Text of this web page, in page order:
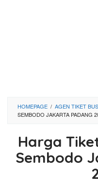
HOMEPAGE / AGEN TIKET BUS
SEMBODO JAKARTA PADANG
Harga
Sembodo